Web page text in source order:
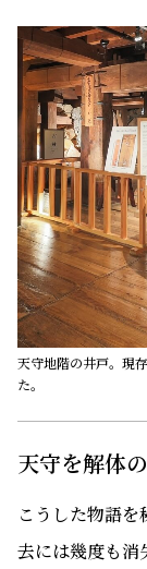
天守地階の井戸。現
た。
天守を解体
こうした物語
去には幾度も消